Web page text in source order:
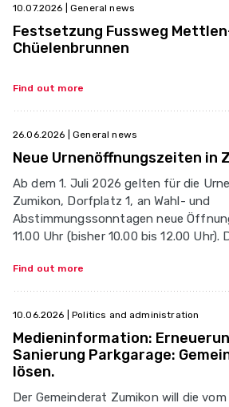
10.07.2026 | General news
Festsetzung Fussweg
Chüelenbrunnen
Find out more
26.06.2026 | General news
Neue Urnenöffnungszeiten in
Ab dem 1. Juli 2026 gelten für die
Zumikon, Dorfplatz 1, an Wahl- und
Abstimmungssonntagen neue
11.00 Uhr (bisher 10.00 bis 12.00 Uhr).
Find out more
10.06.2026 | Politics and administration
Medieninformation:
Sanierung Parkgarage:
lösen.
Der Gemeinderat Zumikon will die